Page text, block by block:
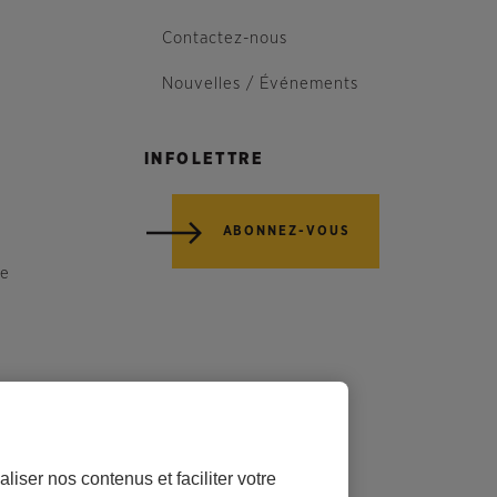
Contactez-nous
Nouvelles / Événements
INFOLETTRE
ABONNEZ-VOUS
nos contenus et faciliter votre